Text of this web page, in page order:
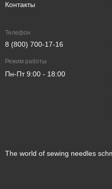
The world of sewing needles
Контакты
Телефон
8 (800) 700-17-16
Режим работы
Пн-Пт 9:00 - 18:00